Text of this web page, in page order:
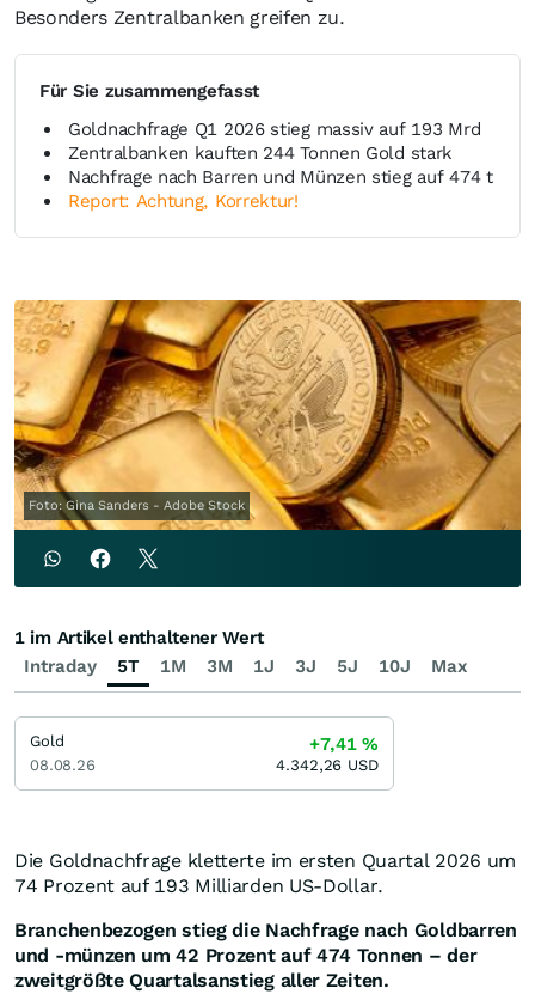
Besonders Zentralbanken greifen zu.
Für Sie zusammengefasst
Goldnachfrage Q1 2026 stieg massiv auf 193 Mrd
Zentralbanken kauften 244 Tonnen Gold stark
Nachfrage nach Barren und Münzen stieg auf 474 t
Report: Achtung, Korrektur!
Foto: Gina Sanders - Adobe Stock
Die Goldnachfrage kletterte im ersten Quartal 2026 um
74 Prozent auf 193 Milliarden US-Dollar.
Branchenbezogen stieg die Nachfrage nach Goldbarren
und -münzen um 42 Prozent auf 474 Tonnen – der
zweitgrößte Quartalsanstieg aller Zeiten.
Intraday 5T 1M 3M 1J 3J 5J 10J Max
1 im Artikel enthaltener Wert
Gold
08.08.26
+7,41%
4.342,26 USD